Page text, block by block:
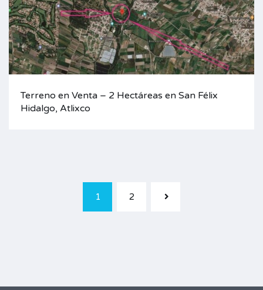
Terreno en Venta – 2 Hectáreas en San Félix
Hidalgo, Atlixco
1 2